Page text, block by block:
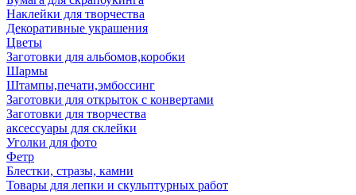
Наклейки для творчества
Декоративные украшения
Цветы
Заготовки для альбомов,коробки
Шармы
Штампы,печати,эмбоссинг
Заготовки для открыток с конвертами
Заготовки для творчества
аксессуары для склейки
Уголки для фото
Фетр
Блестки, стразы, камни
Товары для лепки и скульптурных работ